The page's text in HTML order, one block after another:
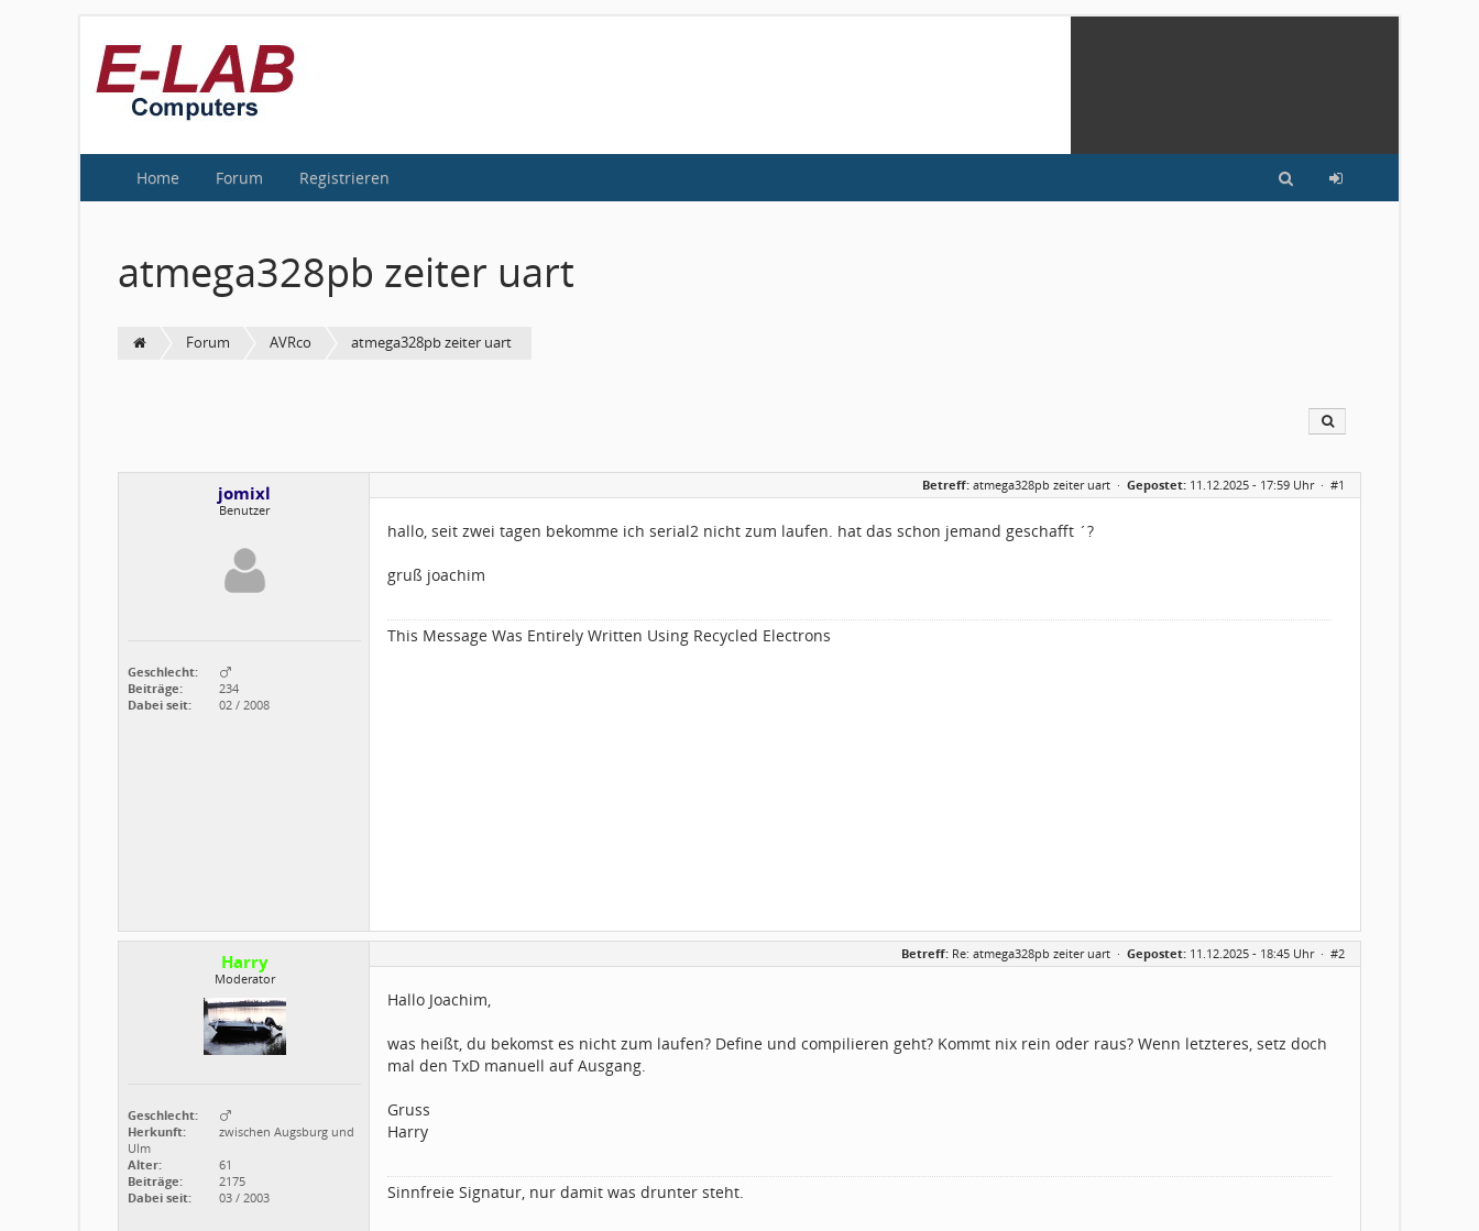
Home Forum Registrieren
atmega328pb zeiter uart
Forum AVRco atmega328pb zeiter uart
jomixl
Benutzer
Geschlecht:
Beiträge:
234
Dabei seit:
02 / 2008
Betreff: atmega328pb zeiter uart · Gepostet: 11.12.2025 - 17:59 Uhr · #1
hallo, seit zwei tagen bekomme ich serial2 nicht zum laufen. hat das schon jemand geschafft ´?
gruß joachim
This Message Was Entirely Written Using Recycled Electrons
Harry
Moderator
Geschlecht:
Herkunft:
zwischen Augsburg und
Ulm
Alter:
61
Beiträge:
2175
Dabei seit:
03 / 2003
Betreff: Re: atmega328pb zeiter uart · Gepostet: 11.12.2025 - 18:45 Uhr · #2
Hallo Joachim,
was heißt, du bekomst es nicht zum laufen? Define und compilieren geht? Kommt nix rein oder raus? Wenn letzteres, setz doch
mal den TxD manuell auf Ausgang.
Gruss
Harry
Sinnfreie Signatur, nur damit was drunter steht.